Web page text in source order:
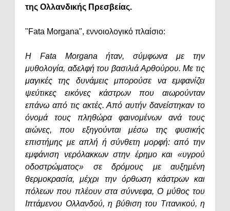
της Ολλανδικής Πρεσβείας.
"Fata Morgana", εννοιολογικό πλαίσιο:
Η Fata Morgana ήταν, σύμφωνα με την
μυθολογία, αδελφή του βασιλιά Αρθούρου. Με τις
μαγικές της δυνάμεις μπορούσε να εμφανίζει
ψεύτικες εικόνες κάστρων που αιωρούνταν
επάνω από τις ακτές. Από αυτήν δανείστηκαν το
όνομά τους πληθώρα φαινομένων ανά τους
αιώνες, που εξηγούνται μέσω της φυσικής
επιστήμης με απλή ή σύνθετη μορφή: από την
εμφάνιση νερόλακκων στην έρημο και «υγρού
οδοστρώματος» σε δρόμους με αυξημένη
θερμοκρασία, μέχρι την όρθωση κάστρων και
πόλεων που πλέουν στα σύννεφα, Ο μύθος του
Ιπτάμενου Ολλανδού, η βύθιση του Τιτανικού, η